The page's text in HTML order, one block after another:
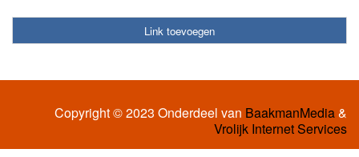
Link toevoegen
Copyright © 2023 Onderdeel van BaakmanMedia&
Vrolijk Internet Services